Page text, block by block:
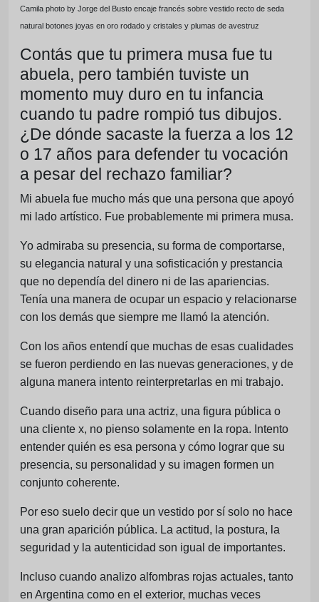
Camila photo by Jorge del Busto encaje francés sobre vestido recto de seda
natural botones joyas en oro rodado y cristales y plumas de avestruz
Contás que tu primera musa fue tu
abuela, pero también tuviste un
momento muy duro en tu infancia
cuando tu padre rompió tus dibujos.
¿De dónde sacaste la fuerza a los 12
o 17 años para defender tu vocación
a pesar del rechazo familiar?
Mi abuela fue mucho más que una persona que apoyó
mi lado artístico. Fue probablemente mi primera musa.
Yo admiraba su presencia, su forma de comportarse,
su elegancia natural y una sofisticación y prestancia
que no dependía del dinero ni de las apariencias.
Tenía una manera de ocupar un espacio y relacionarse
con los demás que siempre me llamó la atención.
Con los años entendí que muchas de esas cualidades
se fueron perdiendo en las nuevas generaciones, y de
alguna manera intento reinterpretarlas en mi trabajo.
Cuando diseño para una actriz, una figura pública o
una cliente x, no pienso solamente en la ropa. Intento
entender quién es esa persona y cómo lograr que su
presencia, su personalidad y su imagen formen un
conjunto coherente.
Por eso suelo decir que un vestido por sí solo no hace
una gran aparición pública. La actitud, la postura, la
seguridad y la autenticidad son igual de importantes.
Incluso cuando analizo alfombras rojas actuales, tanto
en Argentina como en el exterior, muchas veces